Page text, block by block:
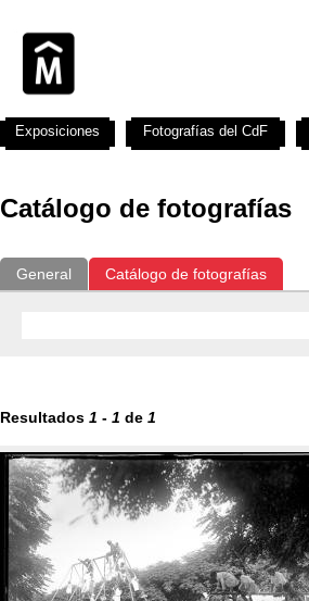
Catálogo de fotografías
General Catálogo de fotografías
Resultados 1 - 1 de 1
Exposiciones Fotografías del CdF